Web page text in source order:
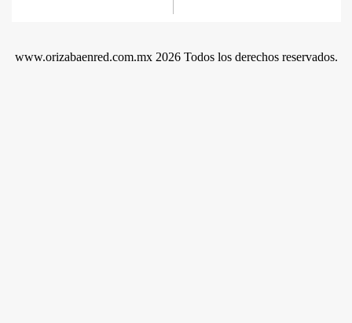
www.orizabaenred.com.mx 2026 Todos los derechos reservados.